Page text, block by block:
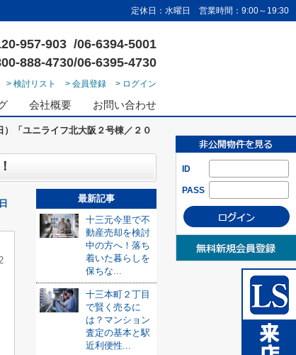
定休日：水曜日 営業時間：9:00～19:30
957-903 /06-6394-5001
888-4730/06-6395-4730
> 検討リスト > 会員登録 > ログイン
会社概要 お問い合わせ
ID
PASS
）「ユニライフ北大阪２号棟／２０
最新記事
十三元今里で不
動産売却を検討
中の方へ！落ち
着いた暮らしを
保ちな...
十三本町２丁目
で賢く売るに
は？マンション
査定の基本と駅
近利便性...